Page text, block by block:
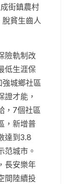
街鎮農村
貧生齒人
險軌制改
低生涯保
城鄉社區
證才能，
，7個社區
，新增普
達到3.8
范城市。
長安樂年
間陸續投